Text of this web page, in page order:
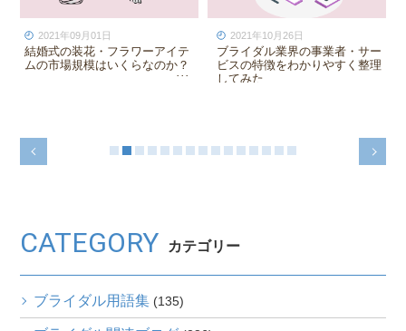
2022年04月02日
結婚式場に直近希望者を集客す
るための方法まとめ
2023年12月27日
結婚式の独自性と再現性のバラ
ンスをどこでとるか？
CATEGORY カテゴリー
ブライダル用語集 (135)